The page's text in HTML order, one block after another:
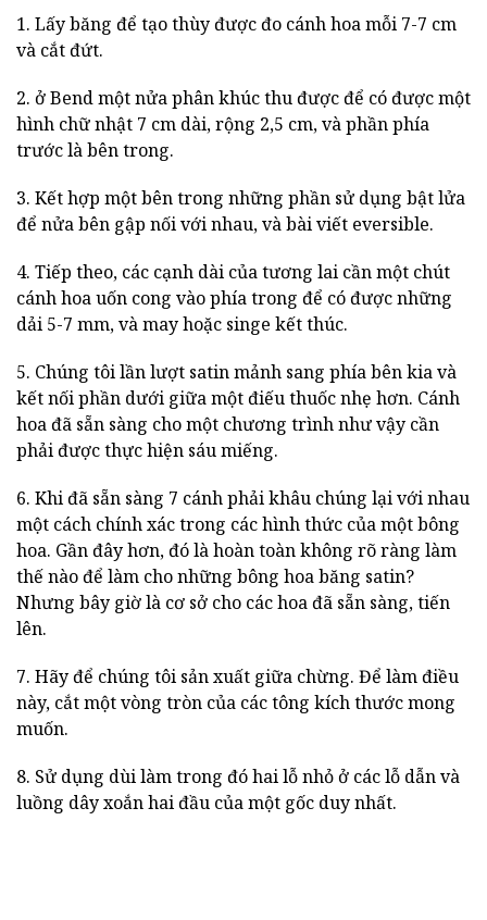
1. Lấy băng để tạo thùy được đo cánh hoa mỗi 7-7 cm
và cắt đứt.
2. ở Bend một nửa phân khúc thu được để có được một
hình chữ nhật 7 cm dài, rộng 2,5 cm, và phần phía
trước là bên trong.
3. Kết hợp một bên trong những phần sử dụng bật lửa
để nửa bên gập nối với nhau, và bài viết eversible.
4. Tiếp theo, các cạnh dài của tương lai cần một chút
cánh hoa uốn cong vào phía trong để có được những
dải 5-7 mm, và may hoặc singe kết thúc.
5. Chúng tôi lần lượt satin mảnh sang phía bên kia và
kết nối phần dưới giữa một điếu thuốc nhẹ hơn. Cánh
hoa đã sẵn sàng cho một chương trình như vậy cần
phải được thực hiện sáu miếng.
6. Khi đã sẵn sàng 7 cánh phải khâu chúng lại với nhau
một cách chính xác trong các hình thức của một bông
hoa. Gần đây hơn, đó là hoàn toàn không rõ ràng làm
thế nào để làm cho những bông hoa băng satin?
Nhưng bây giờ là cơ sở cho các hoa đã sẵn sàng, tiến
lên.
7. Hãy để chúng tôi sản xuất giữa chừng. Để làm điều
này, cắt một vòng tròn của các tông kích thước mong
muốn.
8. Sử dụng dùi làm trong đó hai lỗ nhỏ ở các lỗ dẫn và
luồng dây xoắn hai đầu của một gốc duy nhất.